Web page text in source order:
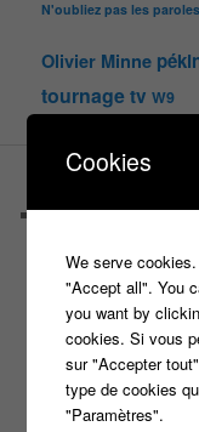
N'oubliez pas les paroles
Olivier Minne
tournagetv W9
Castings
C’est quoi un
Harry
Motus
Slam
C’est quoi un
Tous les castings
Les 12 coups de
Cookies
We serve
"Accept all". You
you want by
cookies. Si vous
sur "Accepter
type de cookies
"Paramètres".